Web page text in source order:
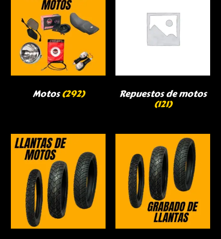
Motos(292) Repuestos de motos
(121)